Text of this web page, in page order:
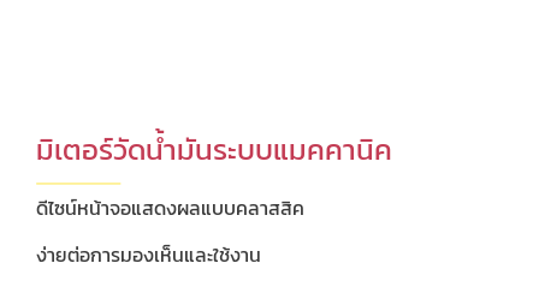
มิเตอร์วัดน้ำมันระบบแมคคานิค
ดีไซน์หน้าจอแสดงผลแบบคลาสสิค
ง่ายต่อการมองเห็นและใช้งาน